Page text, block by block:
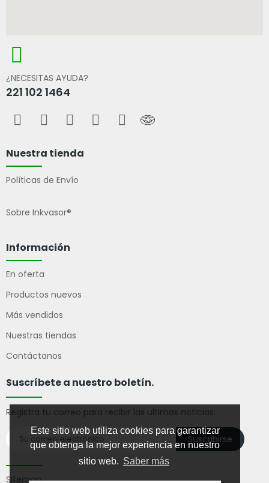
Este sitio web utiliza cookies para garantizar
que obtenga la mejor experiencia en nuestro
sitio web. Saber más
¿NECESITAS AYUDA?
221 102 1464
Nuestra tienda
Políticas de Envío
Sobre Inkvasor®
Información
En oferta
Productos nuevos
Más vendidos
Nuestras tiendas
Contáctanos
Suscríbete a nuestro boletín.
Registra tu correo para recibir las ultimas noticias.
Suscribirse
Sitemap